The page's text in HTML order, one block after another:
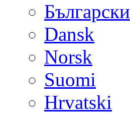
Български
Dansk
Norsk
Suomi
Hrvatski